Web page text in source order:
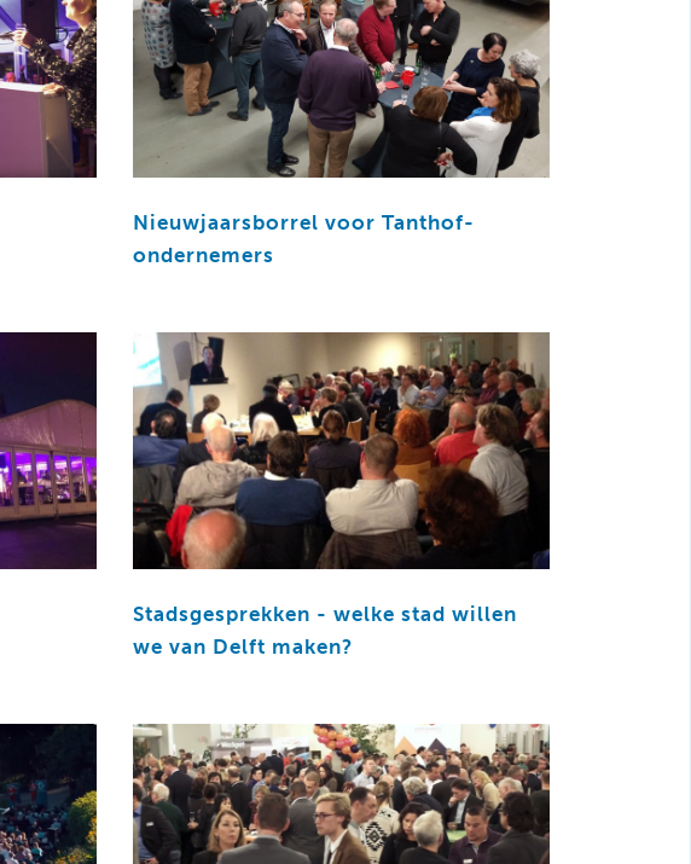
Nieuwjaarsborrel voor Tanthof-
ondernemers
Stadsgesprekken - welke stad willen
we van Delft maken?